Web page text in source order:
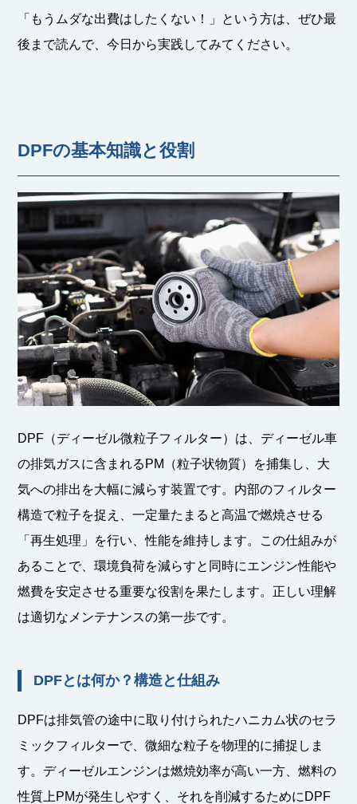
「もうムダな出費はしたくない！」という方は、ぜひ最
後まで読んで、今日から実践してみてください。
DPFの基本知識と役割
DPF（ディーゼル微粒子フィルター）は、ディーゼル車
の排気ガスに含まれるPM（粒子状物質）を捕集し、大
気への排出を大幅に減らす装置です。内部のフィルター
構造で粒子を捉え、一定量たまると高温で燃焼させる
「再生処理」を行い、性能を維持します。この仕組みが
あることで、環境負荷を減らすと同時にエンジン性能や
燃費を安定させる重要な役割を果たします。正しい理解
は適切なメンテナンスの第一歩です。
DPFとは何か？構造と仕組み
DPFは排気管の途中に取り付けられたハニカム状のセラ
ミックフィルターで、微細な粒子を物理的に捕捉しま
す。ディーゼルエンジンは燃焼効率が高い一方、燃料の
性質上PMが発生しやすく、それを削減するためにDPF